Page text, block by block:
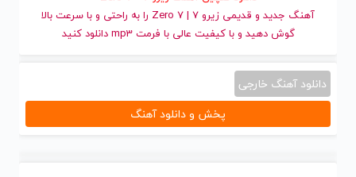
آهنگ جدید
و قدیمی زیرو 7 | Zero 7 را به راحتی و با سرعت بالا
گوش دهید و با کیفیت عالی با فرمت mp3 دانلود کنید
دانلود آهنگ خارجی
پخش و دانلود آهنگ